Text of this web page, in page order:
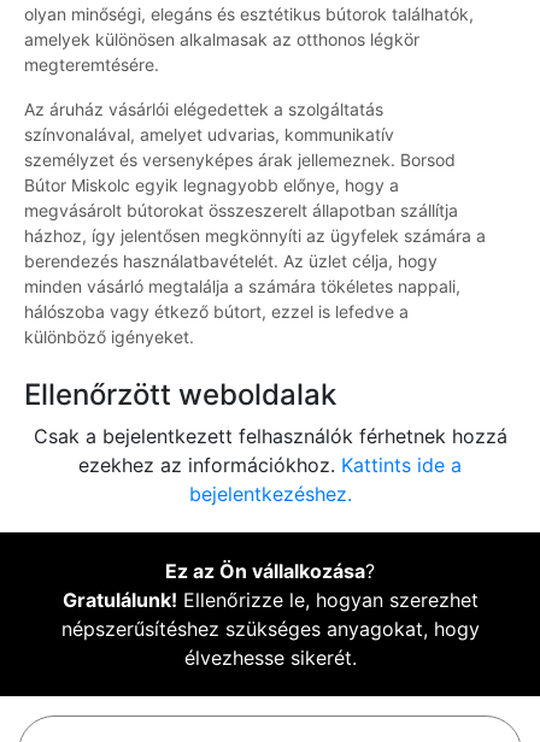
olyan minőségi, elegáns és esztétikus bútorok találhatók,
amelyek különösen alkalmasak az otthonos légkör
megteremtésére.
Az áruház vásárlói elégedettek a szolgáltatás
színvonalával, amelyet udvarias, kommunikatív
személyzet és versenyképes árak jellemeznek. Borsod
Bútor Miskolc egyik legnagyobb előnye, hogy a
megvásárolt bútorokat összeszerelt állapotban szállítja
házhoz, így jelentősen megkönnyíti az ügyfelek számára a
berendezés használatbavételét. Az üzlet célja, hogy
minden vásárló megtalálja a számára tökéletes nappali,
hálószoba vagy étkező bútort, ezzel is lefedve a
különböző igényeket.
Ellenőrzött weboldalak
Csak a bejelentkezett felhasználók férhetnek hozzá
ezekhez az információkhoz. Kattints ide a
bejelentkezéshez.
Ez az Ön vállalkozása?
Gratulálunk! Ellenőrizze le, hogyan szerezhet
népszerűsítéshez szükséges anyagokat, hogy
élvezhesse sikerét.